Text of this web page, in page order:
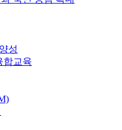
성
합교육